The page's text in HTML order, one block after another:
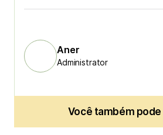
Aner
Administrator
Você também